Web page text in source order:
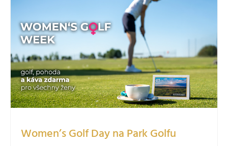
Women’s Golf Day na Park Golfu